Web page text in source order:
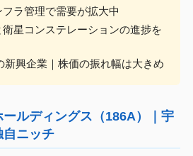
ラ管理で需要が拡大中
星コンステレーションの進捗を
新興企業｜株価の振れ幅は大きめ
ルディングス（186A）｜宇
自ニッチ